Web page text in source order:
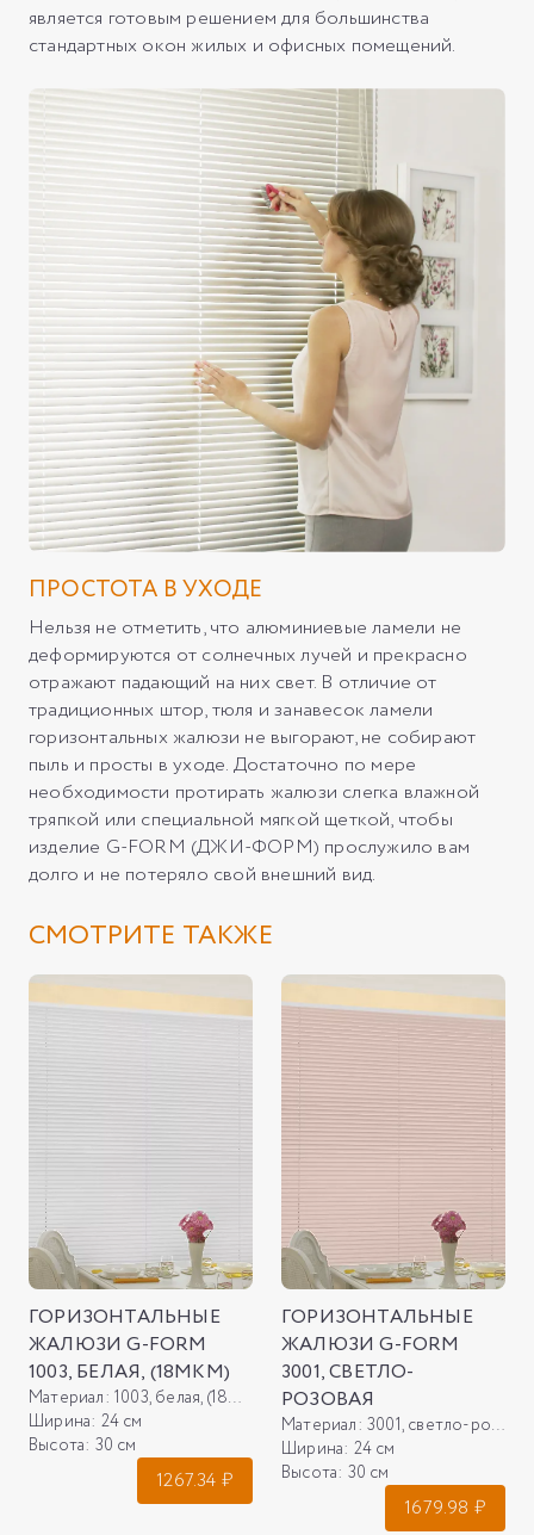
является готовым решением для большинства
стандартных окон жилых и офисных помещений.
ПРОСТОТА В УХОДЕ
Нельзя не отметить, что алюминиевые ламели не
деформируются от солнечных лучей и прекрасно
отражают падающий на них свет. В отличие от
традиционных штор, тюля и занавесок ламели
горизонтальных жалюзи не выгорают, не собирают
пыль и просты в уходе. Достаточно по мере
необходимости протирать жалюзи слегка влажной
тряпкой или специальной мягкой щеткой, чтобы
изделие G-FORM (ДЖИ-ФОРМ) прослужило вам
долго и не потеряло свой внешний вид.
СМОТРИТЕ ТАКЖЕ
ГОРИЗОНТАЛЬНЫЕ
ЖАЛЮЗИ G-FORM
1003, БЕЛАЯ, (18МКМ)
Материал: 1003, белая, (18мкм)
Ширина: 24 см
Высота: 30 см
1267.34 ₽
ГОРИЗОНТАЛЬНЫЕ
ЖАЛЮЗИ G-FORM
3001, СВЕТЛО-
РОЗОВАЯ
Материал: 3001, светло-розовая
Ширина: 24 см
Высота: 30 см
1679.98 ₽